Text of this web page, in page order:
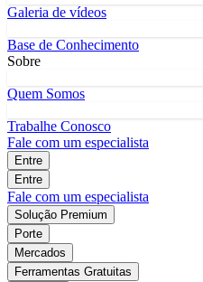
Galeria de vídeos
Base de Conhecimento
Sobre
Quem Somos
Trabalhe Conosco
Fale com um especialista
Entre
Entre
Fale com um especialista
Solução Premium
Porte
Mercados
Ferramentas Gratuitas